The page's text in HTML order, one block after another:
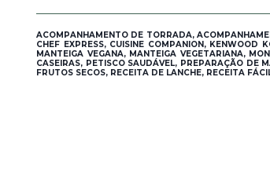
ACOMPANHAMENTO DE TORRADA,
CHEF EXPRESS, CUISINE COMPANION,
MANTEIGA VEGANA, MANTEIGA VEGETARIANA,
CASEIRAS, PETISCO SAUDÁVEL, PREPARAÇÃO DE
FRUTOS SECOS, RECEITA DE LANCHE, RECEITA